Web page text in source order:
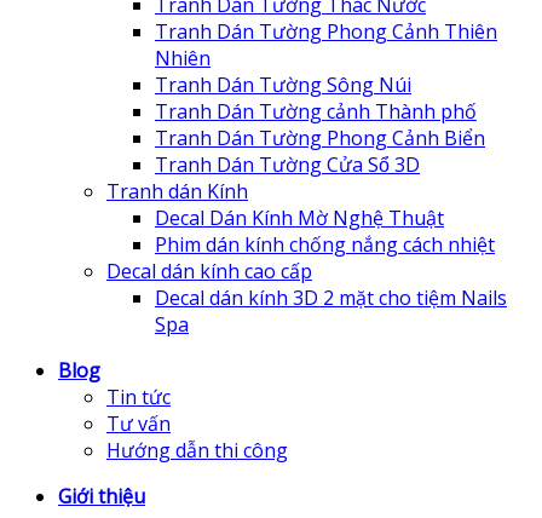
Tranh Dán Tường Phong Cảnh Thiên
Nhiên
Tranh Dán Tường Sông Núi
Tranh Dán Tường cảnh Thành phố
Tranh Dán Tường Phong Cảnh Biển
Tranh Dán Tường Cửa Sổ 3D
Tranh dán Kính
Decal Dán Kính Mờ Nghệ Thuật
Phim dán kính chống nắng cách nhiệt
Decal dán kính cao cấp
Decal dán kính 3D 2 mặt cho tiệm Nails
Spa
Blog
Tin tức
Tư vấn
Hướng dẫn thi công
Giới thiệu